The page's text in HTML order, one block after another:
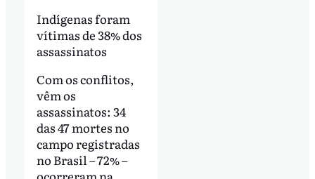
Indígenas foram
vítimas de 38% dos
assassinatos
Com os conflitos,
vêm os
assassinatos: 34
das 47 mortes no
campo registradas
no Brasil – 72% –